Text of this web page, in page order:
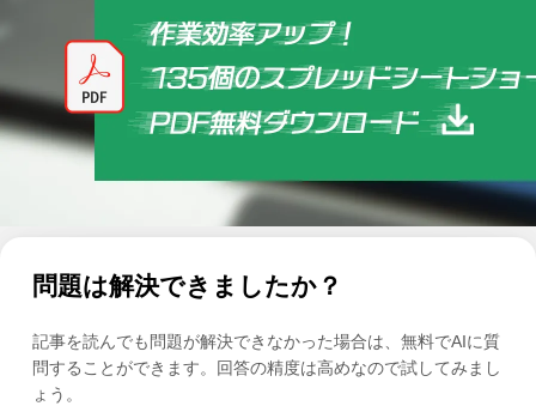
問題は解決できましたか？
記事を読んでも問題が解決できなかった場合は、無料でAIに質
問することができます。回答の精度は高めなので試してみまし
ょう。